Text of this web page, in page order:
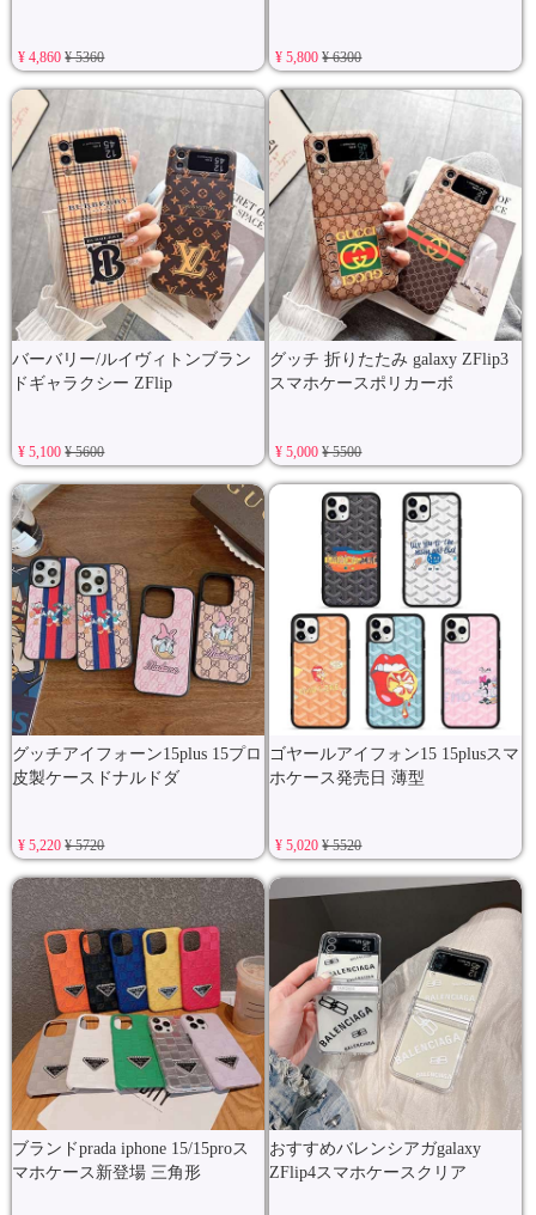
¥ 4,860¥ 5360 ¥ 5,800¥ 6300
バーバリー/ルイヴィトンブラン
ドギャラクシー ZFlip
¥ 5,100¥ 5600
グッチ 折りたたみ galaxy ZFlip3
スマホケースポリカーボ
¥ 5,000¥ 5500
グッチアイフォーン15plus 15プロ
皮製ケースドナルドダ
¥ 5,220¥ 5720
ゴヤールアイフォン15 15plusスマ
ホケース発売日 薄型
¥ 5,020¥ 5520
ブランドprada iphone 15/15proス
マホケース新登場 三角形
おすすめバレンシアガgalaxy
ZFlip4スマホケースクリア